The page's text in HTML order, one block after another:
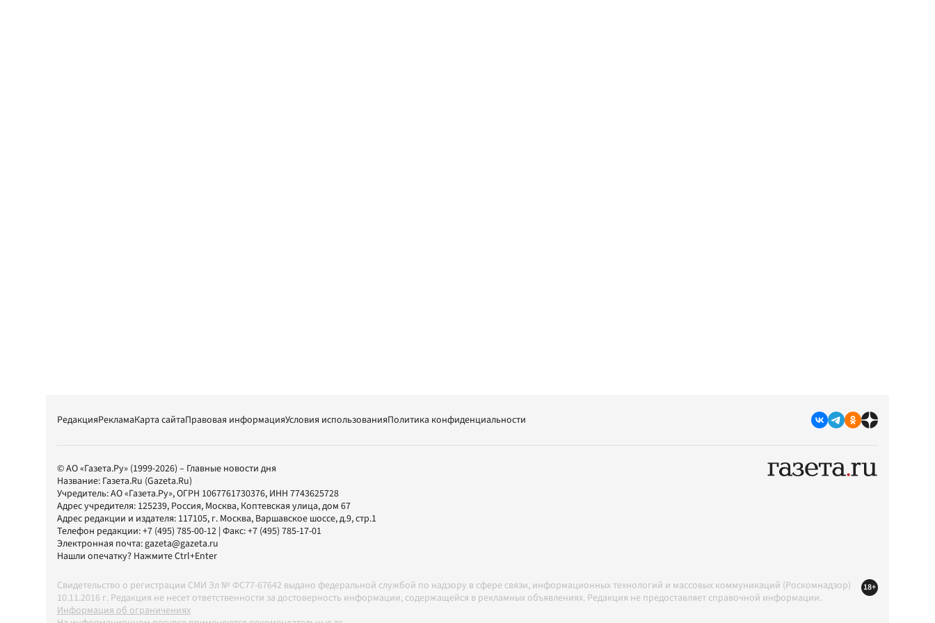
РедакцияРекламаКарта сайтаПравовая информацияУсловия использованияПолитика конфиденциальности
© АО «Газета.Ру» (1999-2026) – Главные новости дня
Название: Газета.Ru (Gazeta.Ru)
Учредитель:АО «Газета.Ру», ОГРН 1067761730376, ИНН 7743625728
Адрес учредителя: 125239, Россия, Москва, Коптевская улица, дом 67
Адрес редакции и издателя: 117105, г. Москва, Варшавское шоссе, д.9, стр.1
Телефон редакции:+7 (495) 785-00-12 | Факс:+7 (495) 785-17-01
Электронная почта:gazeta@gazeta.ru
Нашли опечатку? Нажмите Ctrl+Enter
Свидетельство о регистрации СМИ Эл № ФС77-67642 выдано федеральной службой по надзору в сфере связи, информационных технологий и массовых коммуникаций (Роскомнадзор)
10.11.2016 г. Редакция не несет ответственности за достоверность информации, содержащейся в рекламных объявлениях. Редакция не предоставляет справочной информации.
Информация об ограничениях
18+